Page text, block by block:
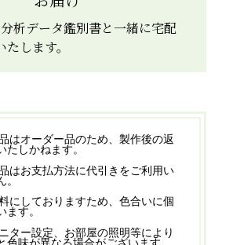
析データ鑑別書と一緒に宅配
します。
はオーダー品のため、製作後の返
たしかねます。
はお支払方法に代引きをご利用い
。
にしておりますため、色合いに個
ます。
ター設定、お部屋の照明等により
色味が異なる場合がございます。